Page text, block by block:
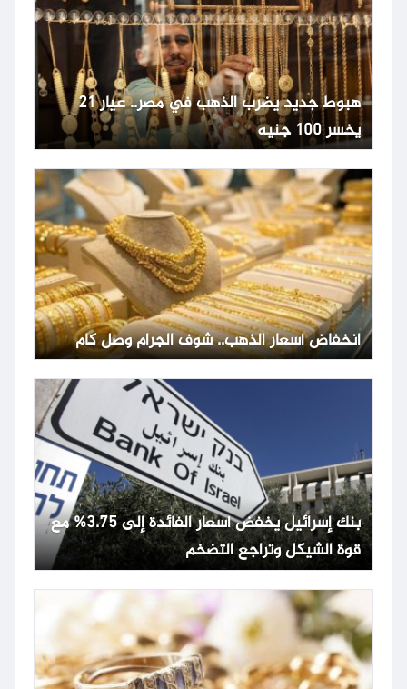
هبوط جديد يضرب الذهب في مصر.. عيار 21
يخسر 100 جنيه
انخفاض أسعار الذهب.. شوف الجرام وصل كام
بنك إسرائيل يخفض أسعار الفائدة إلى 3.75% مع
قوة الشيكل وتراجع التضخم